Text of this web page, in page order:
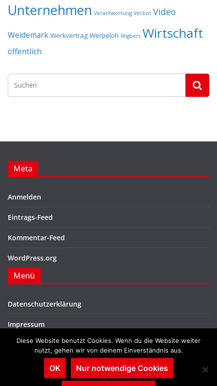
Unternehmen Verantwortung Verbot Video
Weidemark Werkvertrag Werpeloh Wigbers Wirtschaft
öffentlich
Meta
Anmelden
Eintrags-Feed
Kommentar-Feed
WordPress.org
Menü
Datenschutzerklärung
Impressum
Copyright © 2026SPD Sögel. Alle Rechte vorbehalten.
Diese Website benutzt Cookies. Wenn du die Website weiter
nutzt, gehen wir von deinem Einverständnis aus.
OK Nur notwendige Cookies